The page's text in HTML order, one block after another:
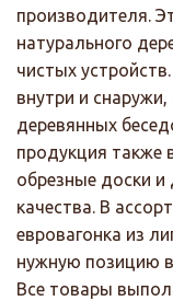
производителя.
натурального
чистых
внутри и
деревянных
продукция также
обрезные доски
качества. В
евровагонка из
нужную позицию
Все товары